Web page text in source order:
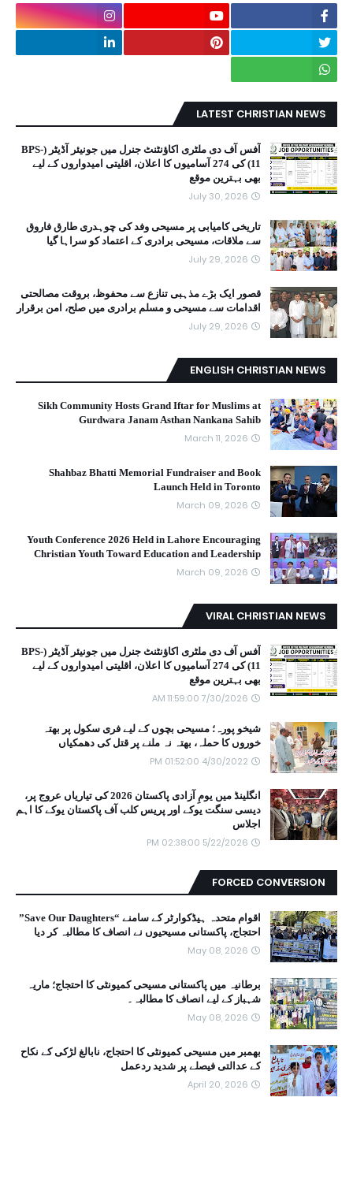
LATEST CHRISTIAN NEWS
آفس آف دی ملٹری اکاؤنٹنٹ جنرل میں جونیئر آڈیٹر (BPS-
11) کی 274 آسامیوں کا اعلان، اقلیتی امیدواروں کے لیے
بھی بہترین موقع
July 30, 2026
تاریخی کامیابی پر مسیحی وفد کی چوہدری طارق فاروق
سے ملاقات، مسیحی برادری کے اعتماد کو سراہا گیا
July 29, 2026
قصور ایک بڑے مذہبی تنازع سے محفوظ، بروقت مصالحتی
اقدامات سے مسیحی و مسلم برادری میں صلح، امن برقرار
July 29, 2026
ENGLISH CHRISTIAN NEWS
Sikh Community Hosts Grand Iftar for Muslims at
Gurdwara Janam Asthan Nankana Sahib
March 11, 2026
Shahbaz Bhatti Memorial Fundraiser and Book
Launch Held in Toronto
March 09, 2026
Youth Conference 2026 Held in Lahore Encouraging
Christian Youth Toward Education and Leadership
March 09, 2026
VIRAL CHRISTIAN NEWS
آفس آف دی ملٹری اکاؤنٹنٹ جنرل میں جونیئر آڈیٹر (BPS-
11) کی 274 آسامیوں کا اعلان، اقلیتی امیدواروں کے لیے
بھی بہترین موقع
7/30/2026 11:59:00 AM
شیخو پورہ؛ مسیحی بچوں کے لیے فری سکول پر بھتہ
خوروں کا حملہ، بھتہ نہ ملنے پر قتل کی دھمکیاں
4/30/2022 01:52:00 PM
انگلینڈ میں یومِ آزادی پاکستان 2026 کی تیاریاں عروج پر،
دیسی سنگت یوکے اور پریس کلب آف پاکستان یوکے کا اہم
اجلاس
5/22/2026 02:38:00 PM
FORCED CONVERSION
اقوام متحدہ ہیڈکوارٹر کے سامنے “Save Our Daughters”
احتجاج، پاکستانی مسیحیوں نے انصاف کا مطالبہ کر دیا
May 08, 2026
برطانیہ میں پاکستانی مسیحی کمیونٹی کا احتجاج؛ ماریہ
شہباز کے لیے انصاف کا مطالبہ۔
May 08, 2026
بھمبر میں مسیحی کمیونٹی کا احتجاج، نابالغ لڑکی کے نکاح
کے عدالتی فیصلے پر شدید ردعمل
April 20, 2026